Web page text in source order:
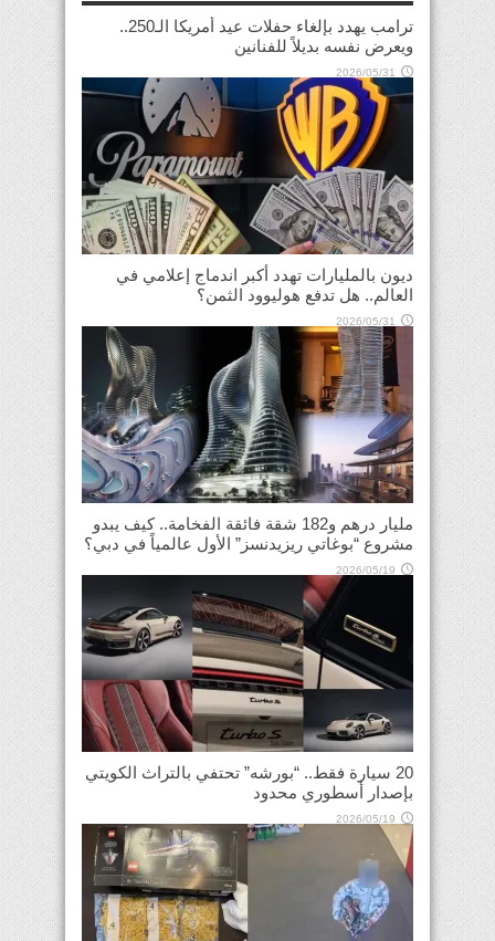
ترامب يهدد بإلغاء حفلات عيد أمريكا الـ250..
ويعرض نفسه بديلاً للفنانين
2026/05/31
ديون بالمليارات تهدد أكبر اندماج إعلامي في
العالم.. هل تدفع هوليوود الثمن؟
2026/05/31
مليار درهم و182 شقة فائقة الفخامة.. كيف يبدو
مشروع “بوغاتي ريزيدنسز” الأول عالمياً في دبي؟
2026/05/19
20 سيارة فقط.. “بورشه” تحتفي بالتراث الكويتي
بإصدار أسطوري محدود
2026/05/19